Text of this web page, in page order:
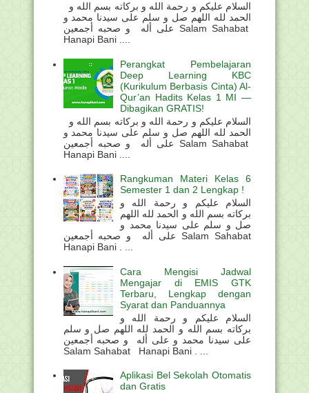
الحمد لله اللهم صل و سلم على سيدنا محمد و
على أله و صحبه أجمعين Salam Sahabat
Hanapi Bani ....
Perangkat Pembelajaran
Deep Learning KBC
(Kurikulum Berbasis Cinta) Al-
Qur’an Hadits Kelas 1 MI —
Dibagikan GRATIS!
الحمد لله اللهم صل و سلم على سيدنا محمد و
على أله و صحبه أجمعين Salam Sahabat
Hanapi Bani ....
Rangkuman Materi Kelas 6
Semester 1 dan 2 Lengkap !
السلام عليكم و رحمة الله و
بركاته بسم الله و الحمد لله اللهم
صل و سلم على سيدنا محمد و
على أله و صحبه أجمعين Salam Sahabat
Hanapi Bani . ...
Cara Mengisi Jadwal
Mengajar di EMIS GTK
Terbaru, Lengkap dengan
Syarat dan Panduannya
السلام عليكم و رحمة الله و
بركاته بسم الله و الحمد لله اللهم صل و سلم
على سيدنا محمد و على أله و صحبه أجمعين
Salam Sahabat Hanapi Bani . ...
Aplikasi Bel Sekolah Otomatis
dan Gratis